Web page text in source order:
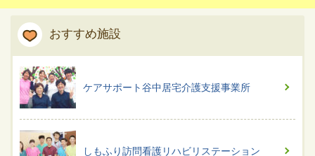
おすすめ施設
ケアサポート谷中居宅介護支援事業所
しもふり訪問看護リハビリステーション